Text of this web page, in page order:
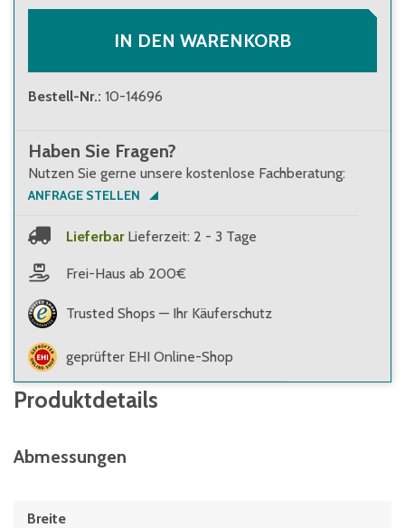
IN DEN WARENKORB
Bestell-Nr.: 10-14696
Haben Sie Fragen?
Nutzen Sie gerne unsere kostenlose Fachberatung:
ANFRAGE STELLEN
Lieferbar Lieferzeit: 2 - 3 Tage
Frei-Haus ab 200€
Trusted Shops — Ihr Käuferschutz
geprüfter EHI Online-Shop
Produktdetails
Abmessungen
Breite